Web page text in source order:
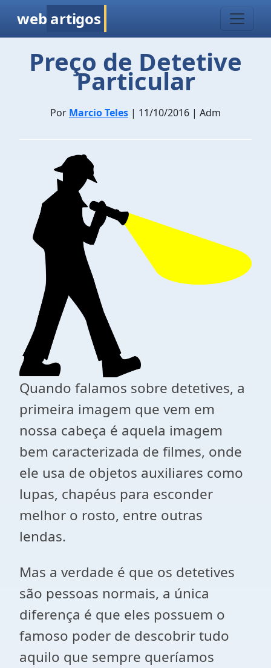
web artigos
Preço de Detetive
Particular
Por Marcio Teles | 11/10/2016 | Adm
Quando falamos sobre detetives, a
primeira imagem que vem em
nossa cabeça é aquela imagem
bem caracterizada de filmes, onde
ele usa de objetos auxiliares como
lupas, chapéus para esconder
melhor o rosto, entre outras
lendas.
Mas a verdade é que os detetives
são pessoas normais, a única
diferença é que eles possuem o
famoso poder de descobrir tudo
aquilo que sempre queríamos